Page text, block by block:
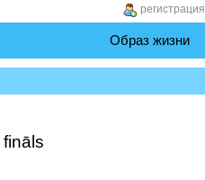
Образ жизни
регистрация